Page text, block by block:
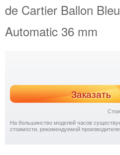
de Cartier Ballon
Automatic 36 mm
Заказать
На большинство моделей часов
стоимости, рекомендуемой